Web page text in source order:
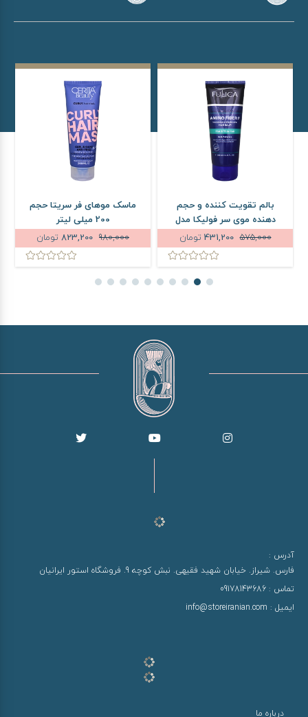
بالم تقویت کننده و حجم
دهنده موی سر فولیکا مدل
Amino Fiber F حجم 200 میلی
لیتر
575,000
431,200 تومان
ماسک موهای فر سریتا حجم
200 میلی لیتر
980,000
تومان
آدرس :
فارس. شیراز. خیابان شهید فقیهی. نبش کوچه 9. فروشگاه استور ایرانیان
تماس : 09178143686
ایمیل : info@storeiranian.com
درباره ما